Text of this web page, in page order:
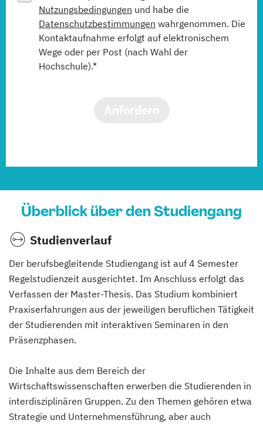
Nutzungsbedingungen und habe die
Datenschutzbestimmungen wahrgenommen. Die
Kontaktaufnahme erfolgt auf elektronischem
Wege oder per Post (nach Wahl der
Hochschule).*
Überblick über den Studiengang
Studienverlauf
Der berufsbegleitende Studiengang ist auf 4 Semester
Regelstudienzeit ausgerichtet. Im Anschluss erfolgt das
Verfassen der Master-Thesis. Das Studium kombiniert
Praxiserfahrungen aus der jeweiligen beruflichen Tätigkeit
der Studierenden mit interaktiven Seminaren in den
Präsenzphasen.
Die Inhalte aus dem Bereich der
Wirtschaftswissenschaften erwerben die Studierenden in
interdisziplinären Gruppen. Zu den Themen gehören etwa
Strategie und Unternehmensführung, aber auch